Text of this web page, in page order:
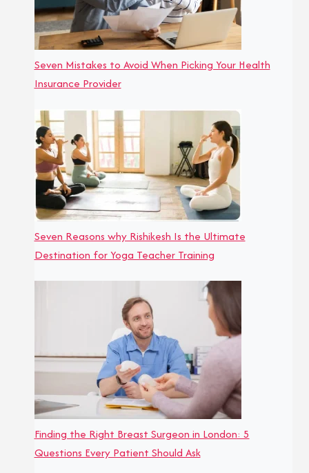
Seven Mistakes to Avoid When Picking Your Health
Insurance Provider
Seven Reasons why Rishikesh Is the Ultimate
Destination for Yoga Teacher Training
Finding the Right Breast Surgeon in London: 5
Questions Every Patient Should Ask